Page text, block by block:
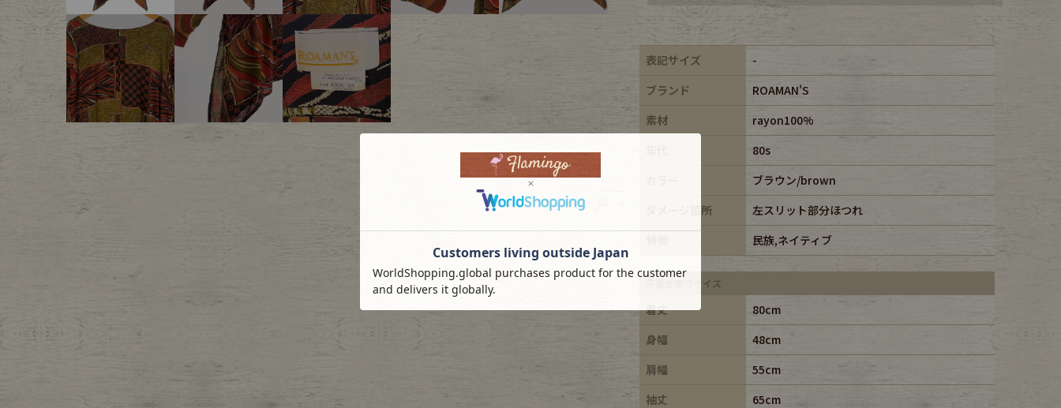
小物・アクセサリーから探す
Eye Wear Cap
Bag Stall・Scarf
antique goods
vintage bicycle
表記サイズ
-
ブランド
ROAMAN'S
素材
rayon100%
80s
ブラウン/brown
ダメージ箇所
左スリット部分ほつれ
民族,ネイティブ
平置き実寸サイズ
着丈
80cm
身幅
48cm
肩幅
55cm
袖丈
65cm